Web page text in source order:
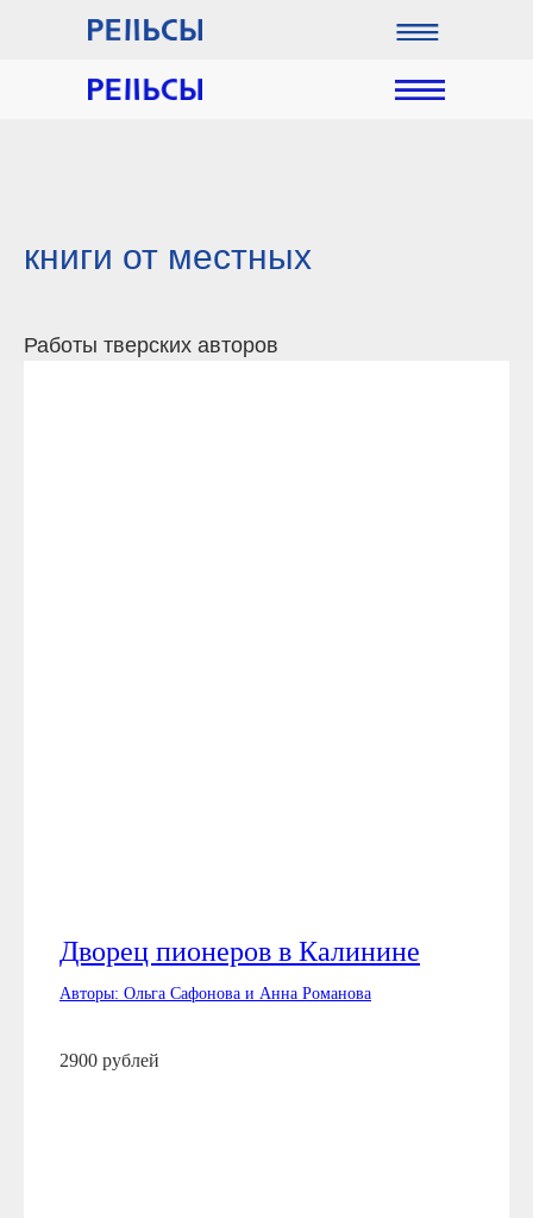
книги от местных
Работы тверских авторов
Дворец пионеров в Калинине
Авторы: Ольга Сафонова и Анна Романова
2900 рублей